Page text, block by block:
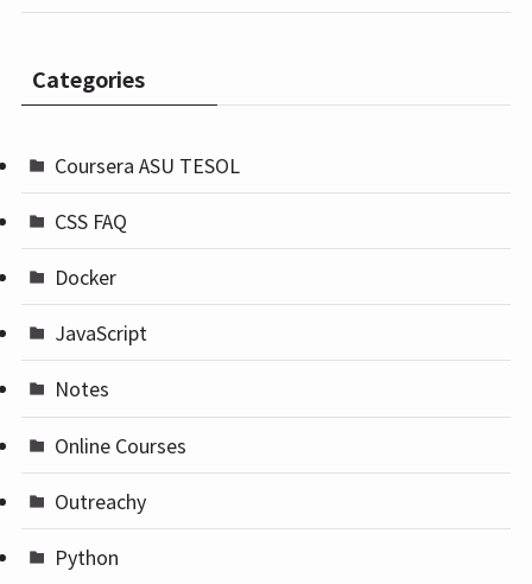
Categories
Coursera ASU TESOL
CSS FAQ
Docker
JavaScript
Notes
Online Courses
Outreachy
Python